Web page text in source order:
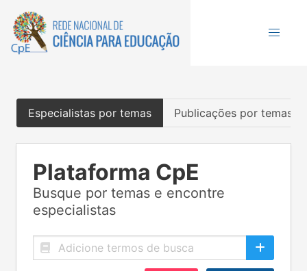
Especialistas por temas Publicações por temas
Plataforma CpE
Busque por temas e encontre
especialistas